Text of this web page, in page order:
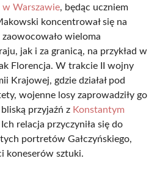
w Warszawie, będąc uczniem
koncentrował się na
wieloma
jak i za granicą, na przykład w
Florencja. W trakcie II wojny
Krajowej, gdzie działał pod
wojenne losy zaprowadziły go
przyjaźń z Konstantym
Ich relacja przyczyniła się do
portretów Gałczyńskiego,
koneserów sztuki.